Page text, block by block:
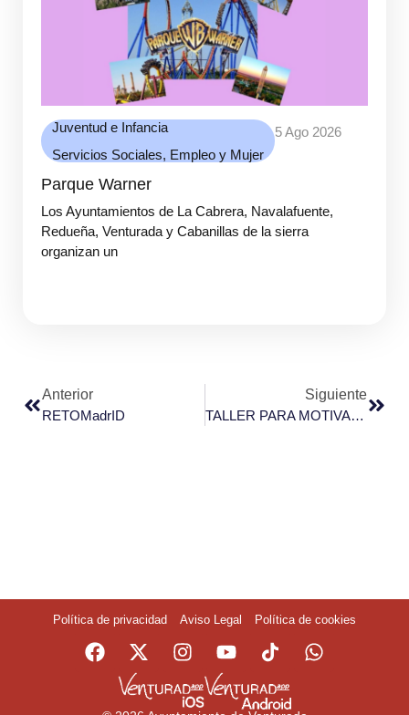
Juventud e Infancia
Servicios Sociales, Empleo y Mujer
5 Ago 2026
Parque Warner
Los Ayuntamientos de La Cabrera, Navalafuente,
Redueña, Venturada y Cabanillas de la sierra
organizan un
Anterior
RETOMadrID
Siguiente
TALLER PARA MOTIVARTE E INICIAR Y MANTENER UNA ACTIVIDAD FÍSICA REGULAR Y UNA ALIMENTACIÓN SALUDABLE
Política de privacidad Aviso Legal Política de cookies